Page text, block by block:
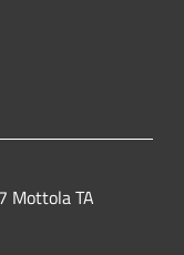
Mottola TA